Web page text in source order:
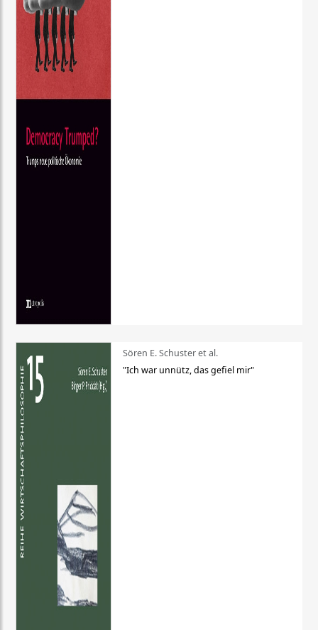
Sören E. Schuster et al.
"Ich war unnütz, das gefiel mir"